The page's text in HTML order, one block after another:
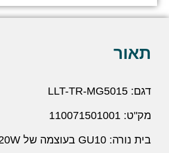
תאור
דגם: LLT-TR-MG5015
מק"ט: 110071501001
בית נורה: GU10 בעוצמה של 20W מקסימום